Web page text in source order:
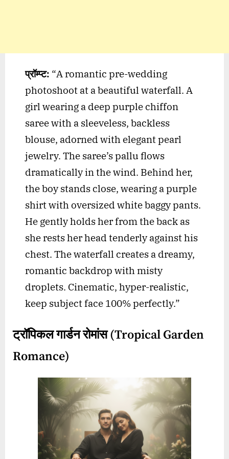
प्रॉम्प्ट: “A romantic pre-wedding
photoshoot at a beautiful waterfall. A
girl wearing a deep purple chiffon
saree with a sleeveless, backless
blouse, adorned with elegant pearl
jewelry. The saree’s pallu flows
dramatically in the wind. Behind her,
the boy stands close, wearing a purple
shirt with oversized white baggy pants.
He gently holds her from the back as
she rests her head tenderly against his
chest. The waterfall creates a dreamy,
romantic backdrop with misty
droplets. Cinematic, hyper-realistic,
keep subject face 100% perfectly.”
ट्रॉपिकल गार्डन रोमांस (Tropical Garden
Romance)